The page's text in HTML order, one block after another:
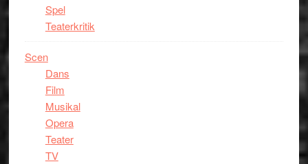
Spel
Teaterkritik
Scen
Dans
Film
Musikal
Opera
Teater
TV